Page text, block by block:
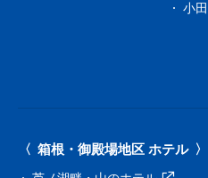
小
箱根・御殿場地区 ホテル